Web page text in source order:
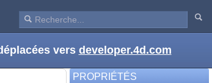
vers developer.4d.com
PROPRIÉTÉS